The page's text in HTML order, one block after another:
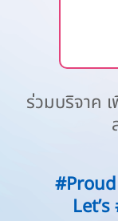
ร่วมบริจาค